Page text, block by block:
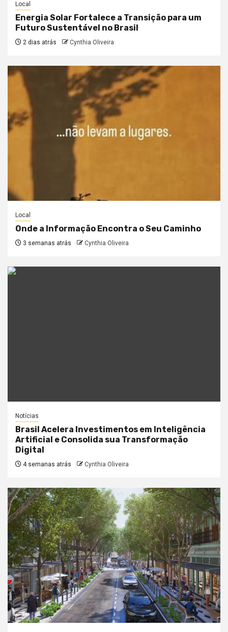
Local
Energia Solar Fortalece a Transição para um
Futuro Sustentável no Brasil
2 dias atrás Cynthia Oliveira
Local
Onde a Informação Encontra o Seu Caminho
3 semanas atrás Cynthia Oliveira
Notícias
Brasil Acelera Investimentos em Inteligência
Artificial e Consolida sua Transformação
Digital
4 semanas atrás Cynthia Oliveira